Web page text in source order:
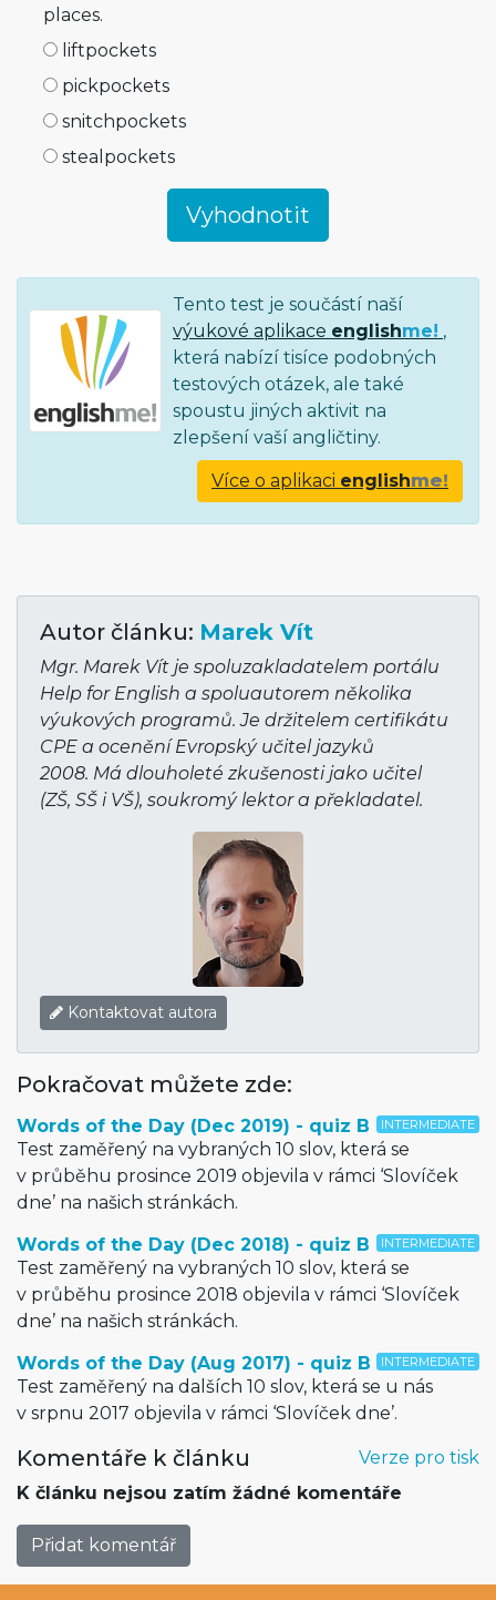
places.
liftpockets
pickpockets
snitchpockets
stealpockets
Tento test je součástí naší
výukové aplikace englishme! ,
která nabízí tisíce podobných
testových otázek, ale také
spoustu jiných aktivit na
zlepšení vaší angličtiny.
Více o aplikaci englishme!
Autor článku: Marek Vít
Mgr. Marek Vít je spoluzakladatelem portálu
Help for English a spoluautorem několika
výukových programů. Je držitelem certifikátu
CPE a ocenění Evropský učitel jazyků
2008. Má dlouholeté zkušenosti jako učitel
(ZŠ, SŠ i VŠ), soukromý lektor a překladatel.
Kontaktovat autora
Pokračovat můžete zde:
INTERMEDIATE
Words of the Day (Dec 2019) - quiz B
Test zaměřený na vybraných 10 slov, která se
v průběhu prosince 2019 objevila v rámci ‘Slovíček
dne’ na našich stránkách.
INTERMEDIATE
Words of the Day (Dec 2018) - quiz B
Test zaměřený na vybraných 10 slov, která se
v průběhu prosince 2018 objevila v rámci ‘Slovíček
dne’ na našich stránkách.
INTERMEDIATE
Words of the Day (Aug 2017) - quiz B
Test zaměřený na dalších 10 slov, která se u nás
v srpnu 2017 objevila v rámci ‘Slovíček dne’.
Verze pro tisk
Komentáře k článku
K článku nejsou zatím žádné komentáře
Přidat komentář